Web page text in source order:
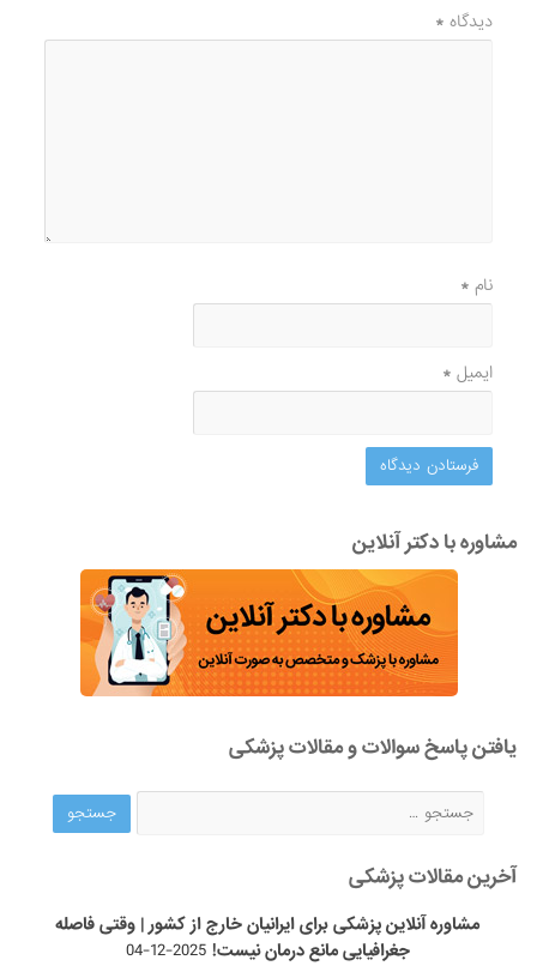
دیدگاه*
نام*
ایمیل*
مشاوره با دکتر آنلاین
یافتن پاسخ سوالات و مقالات پزشکی
آخرین مقالات پزشکی
مشاوره آنلاین پزشکی برای ایرانیان خارج از کشور | وقتی فاصله
جغرافیایی مانع درمان نیست! 2025-12-04